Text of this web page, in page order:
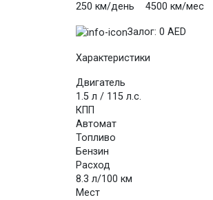
250 км/день 4500 км/мес
Залог: 0 AED
Характеристики
Двигатель
1.5 л / 115 л.с.
КПП
Автомат
Топливо
Бензин
Расход
8.3 л/100 км
Мест